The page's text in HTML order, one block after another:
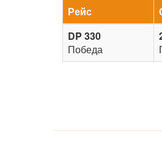
Рейс
DP 330
Победа